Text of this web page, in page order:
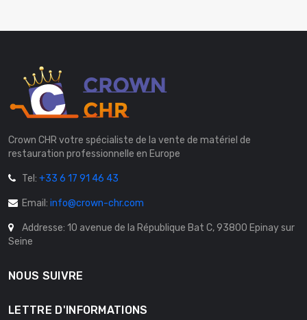
Crown CHR votre spécialiste de la vente de matériel de
restauration professionnelle en Europe
Tel: +33 6 17 91 46 43
Email: info@crown-chr.com
Addresse: 10 avenue de la République Bat C, 93800 Epinay sur
Seine
NOUS SUIVRE
LETTRE D'INFORMATIONS